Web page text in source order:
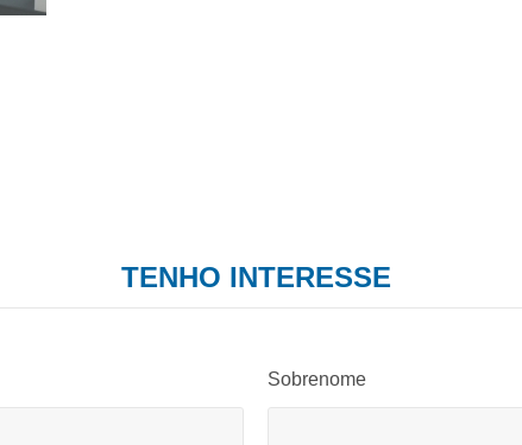
TENHO INTERESSE
Sobrenome